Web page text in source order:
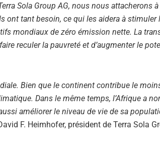
Sola Group AG, nous nous attacherons
ont tant besoin, ce qui les aidera à stimuler
mondiaux de zéro émission nette. La
reculer la pauvreté et d’augmenter le
Bien que le continent contribue le
Dans le même temps, l’Afrique a
améliorer le niveau de vie de sa
F. Heimhofer, président de Terra Sola